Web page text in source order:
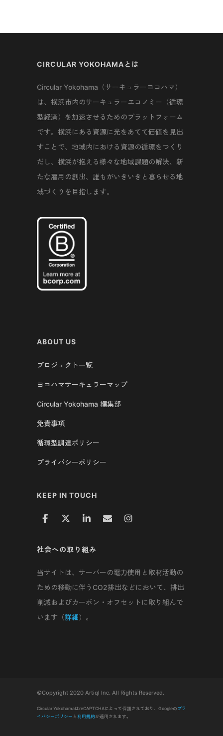
CIRCULAR YOKOHAMAとは
Circular Yokohama（サーキュラーヨコハマ）
は、横浜市内のサーキュラーエコノミー（循環
型経済）を加速させるためのプラットフォーム
です。横浜にある資源に光をあてて価値を見出
すことで、地域内における資源の循環をつくり
だし、横浜が抱える様々な地域課題の解決、新
たな雇用の創出、誰もがいきいきと暮らせる地
域づくりを目指します。
ABOUT US
プロジェクト一覧
ヨコハマサーキュラーマップ
Circular Yokohama 編集部
免責事項
循環型調達ポリシー
プライバシーポリシー
KEEP IN TOUCH
社会への取り組み
当サイトは、サーバーの電力使用と取材活動の
ための移動に伴うCO2排出などにおいて、排出
削減およびカーボン・オフセットに取り組んで
います（詳細）。
©Copyright 2020 Artiql Inc. All Rights Reserved.
Circular YokohamaはreCAPTCHAによって保護されており、Googleのプラ
イバシーポリシー と 利用規約が適用されます。